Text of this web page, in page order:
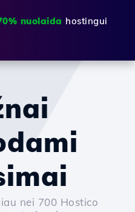
nuolaida hostingui
nei 700 Hostico